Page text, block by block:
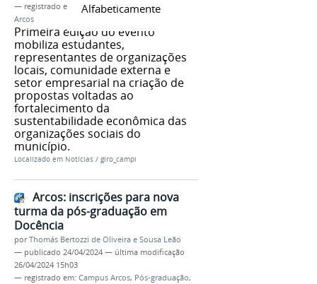
Alfabeticamente
— registrado em:
Hackathon Social 2025
Arcos
Primeira edição do evento
mobiliza estudantes,
representantes de organizações
locais, comunidade externa e
setor empresarial na criação de
propostas voltadas ao
fortalecimento da
sustentabilidade econômica das
organizações sociais do
município.
Localizado em Notícias / giro_campi
Arcos: inscrições para nova
turma da pós-graduação em
Docência
porThomás Bertozzi de Oliveira e Sousa Leão
— publicado 24/04/2024 — última modificação
26/04/2024 15h03
— registrado em: Campus Arcos, Pós-graduação,